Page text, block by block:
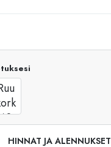
HINNAT JA ALENNUKSET